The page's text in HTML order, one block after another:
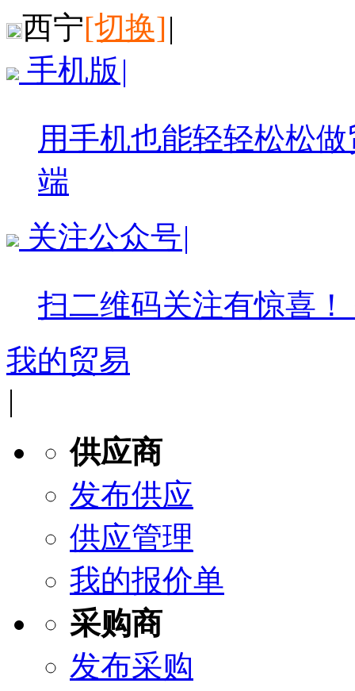
西宁[切换]|
手机版 |
用手机也能轻轻松松
端
关注公众号|
扫二维码关注有惊喜！
我的贸易
|
供应商
发布供应
供应管理
我的报价单
采购商
发布采购